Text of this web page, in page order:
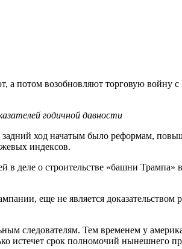
а потом возобновляют торговую войну
годичной давности
ход начатым было реформам,
индексов.
деле о строительстве «башни Трампа»
еще не является доказательством
следователям. Тем временем у
истечет срок полномочий нынешнего